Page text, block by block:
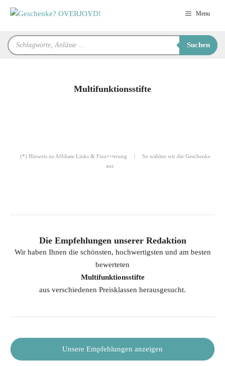
Inhalt
Menu
Products
search
Suchen
Multifunktionsstifte
(*) Hinweis zu Affiliate Links & Finanzierung |
So wählen wir die Geschenke
aus
Die Empfehlungen unserer Redaktion
Wir haben Ihnen die schönsten, hochwertigsten und am besten
bewerteten
Multifunktionsstifte
aus verschiedenen Preisklassen herausgesucht.
Unsere Empfehlungen anzeigen